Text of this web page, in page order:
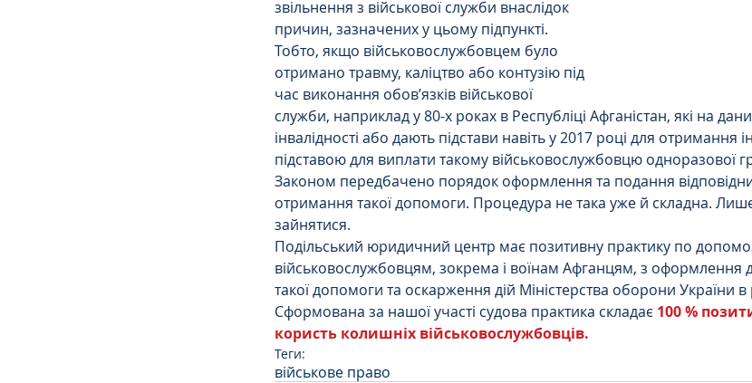
звільнення з військової служби внаслідок
причин, зазначених у цьому підпункті.
Тобто, якщо військовослужбовцем було
отримано травму, каліцтво або контузію під
час виконання обов’язків військової
служби, наприклад у 80-х роках в Республіці Афганістан, які на
інвалідності або дають підстави навіть у 2017 році для отримання
підставою для виплати такому військовослужбовцю одноразової
Законом передбачено порядок оформлення та подання
отримання такої допомоги. Процедура не така уже й складна.
зайнятися.
Подільський юридичний центр має позитивну практику по
військовослужбовцям, зокрема і воїнам Афганцям, з оформлення
такої допомоги та оскарження дій Міністерства оборони України в
Сформована за нашої участі судова практика складає 100 %
користь колишніх військовослужбовців.
Теги:
військове право